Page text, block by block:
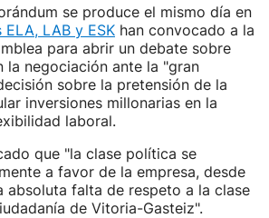
se produce el mismo día en
LAB y ESK han convocado a la
para abrir un debate sobre
la negociación ante la "gran
sobre la pretensión de la
inversiones millonarias en la
laboral.
que "la clase política se
a favor de la empresa, desde
absoluta falta de respeto a la clase
de Vitoria-Gasteiz".